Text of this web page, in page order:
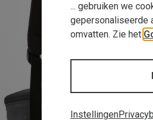
... gebruiken we
gepersonaliseerde
omvatten. Zie het
Instellingen